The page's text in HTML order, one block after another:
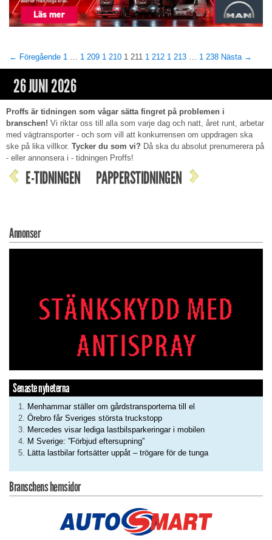
← Föregående 1 1 209 1 210 1 211 1 212 1 213 1 238 Nästa →
26 JUNI 2026
Proffs är tidningen som vågar sätta fingret på problemen i
branschen! Vi riktar oss till alla som varje dag och natt, året runt, arbetar
med vägtransporter - och som vill att konkurrensen om uppdragen ska
ske på lika villkor. Tycker du som vi? Då ska du absolut prenumerera på
- eller annonsera i - tidningen Proffs!
E-TIDNINGEN PAPPERSTIDNINGEN
Annonser
Senaste nyheterna
Menhammar ställer om gårdstransporterna till el
Örebro får Sveriges största truckstopp
Mercedes visar lediga lastbilsparkeringar i mobilen
M Sverige: ”Förbjud eftersupning”
Lätta lastbilar fortsätter uppåt – trögare för de tunga
Branschens hemsidor